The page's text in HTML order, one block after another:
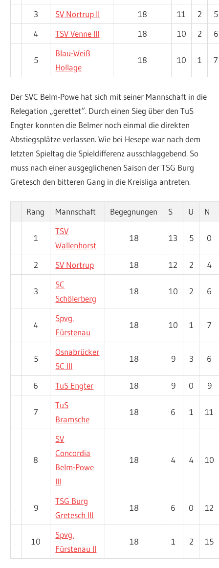
3 SV Nortrup II 18 11 2
5
4
TSV Venne III 18 10 2 6
5
Blau-Weiß
Hollage
18 10 1 7
Der SVC Belm-Powe hat sich mit seiner Mannschaft in die
Relegation „gerettet“. Durch einen Sieg über den TuS
Engter konnten die Belmer noch einmal die direkten
Abstiegsplätze verlassen. Wie bei Hesepe war nach dem
letzten Spieltag die Spieldifferenz ausschlaggebend. So
muss nach einer ausgeglichenen Saison der TSG Burg
Gretesch den bitteren Gang in die Kreisliga antreten.
Rang Mannschaft Begegnungen S U N
1
TSV
Wallenhorst
18 13 5 0
2 SV Nortrup 18 12 2 4
3
SC
Schölerberg
18 10 2 6
4
Spvg.
Fürstenau
18 10 1 7
5
Osnabrücker
SC III
18 9 3 6
6 TuS Engter 18 9 0 9
7
TuS
Bramsche
18 6 1 11
8
SV
Concordia
Belm-Powe
III
18 4 4 10
9
TSG Burg
Gretesch III
18 6 0 12
10
Spvg.
Fürstenau II
18 1 2 15